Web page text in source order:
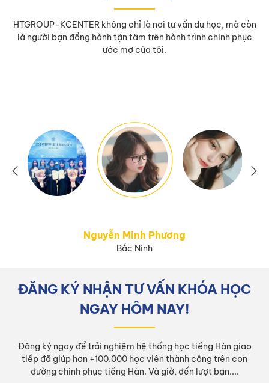
HTGROUP-KCENTER không chỉ là nơi tư vấn du học, mà còn
là người bạn đồng hành tận tâm trên hành trình chinh phục
ước mơ của tôi.
Nguyễn Minh Phương
Bắc Ninh
ĐĂNG KÝ NHẬN TƯ VẤN KHÓA HỌC
NGAY HÔM NAY!
Đăng ký ngay để trải nghiệm hệ thống học tiếng Hàn giao
tiếp đã giúp hơn +100.000 học viên thành công trên con
đường chinh phục tiếng Hàn. Và giờ, đến lượt bạn....